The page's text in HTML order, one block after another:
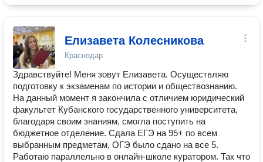
Елизавета Колесникова
Краснодар
Здравствуйте! Меня зовут Елизавета. Осуществляю
подготовку к экзаменам по истории и обществознанию.
На данный момент я закончила с отличием юридический
факультет Кубанского государственного университета,
благодаря своим знаниям, смогла поступить на
бюджетное отделение. Сдала ЕГЭ на 95+ по всем
выбранным предметам, ОГЭ было сдано на все 5.
Работаю параллельно в онлайн-школе куратором. Так что